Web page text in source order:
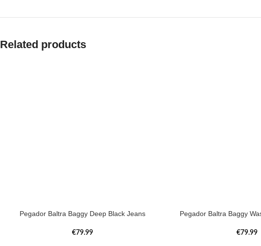
Related products
Pegador Baltra Baggy Deep Black Jeans
€79.99
Pegador Baltra Baggy
€79.99